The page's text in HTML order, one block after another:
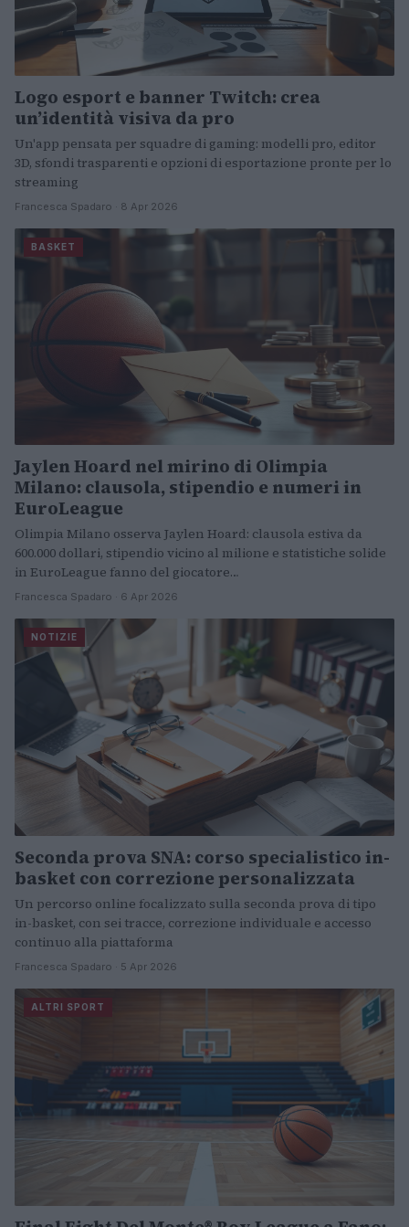
Logo esport e banner Twitch: crea
un’identità visiva da pro
Un'app pensata per squadre di gaming: modelli pro, editor
3D, sfondi trasparenti e opzioni di esportazione pronte per lo
streaming
Francesca Spadaro · 8 Apr 2026
BASKET
Jaylen Hoard nel mirino di Olimpia
Milano: clausola, stipendio e numeri in
EuroLeague
Olimpia Milano osserva Jaylen Hoard: clausola estiva da
600.000 dollari, stipendio vicino al milione e statistiche solide
in EuroLeague fanno del giocatore…
Francesca Spadaro · 6 Apr 2026
NOTIZIE
Seconda prova SNA: corso specialistico in-
basket con correzione personalizzata
Un percorso online focalizzato sulla seconda prova di tipo
in-basket, con sei tracce, correzione individuale e accesso
continuo alla piattaforma
Francesca Spadaro · 5 Apr 2026
ALTRI SPORT